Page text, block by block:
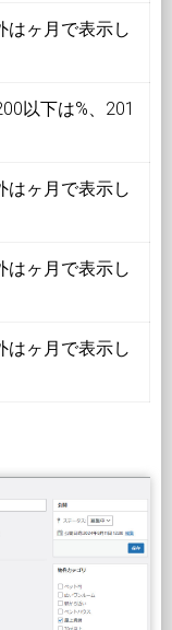
はヶ月で表示し
以下は%、201
はヶ月で表示し
はヶ月で表示し
はヶ月で表示し